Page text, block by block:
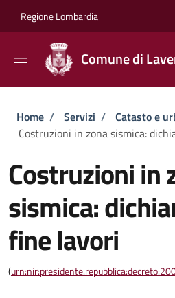
Regione Lombardia
Comune di
Briciole di pane
Home / Servizi / Catasto e
Costruzioni in zona sismica:
Costruzioni in
sismica:
fine lavori
(